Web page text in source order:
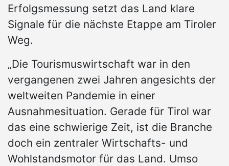
Erfolgsmessung setzt das Land klare
Signale für die nächste Etappe am Tiroler
Weg.
„Die Tourismuswirtschaft war in den
vergangenen zwei Jahren angesichts der
weltweiten Pandemie in einer
Ausnahmesituation. Gerade für Tirol war
das eine schwierige Zeit, ist die Branche
doch ein zentraler Wirtschafts- und
Wohlstandsmotor für das Land. Umso